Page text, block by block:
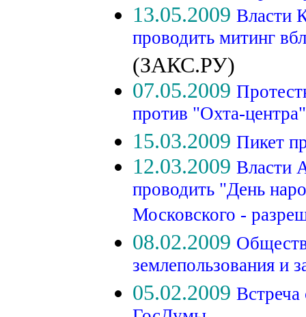
13.05.2009 Власти
проводить митинг
(ЗАКС.РУ)
07.05.2009
против "Охта-центра"
15.03.2009 Пикет
12.03.2009 Власти
проводить "День
Московского -
08.02.2009
землепользования и
05.02.2009 Встреча